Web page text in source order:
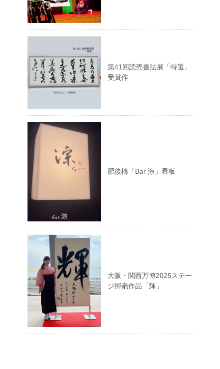
第41回読売書法展「特選」
受賞作
肥後橋「Bar 淙」看板
大阪・関西万博2025ステー
ジ揮毫作品「輝」